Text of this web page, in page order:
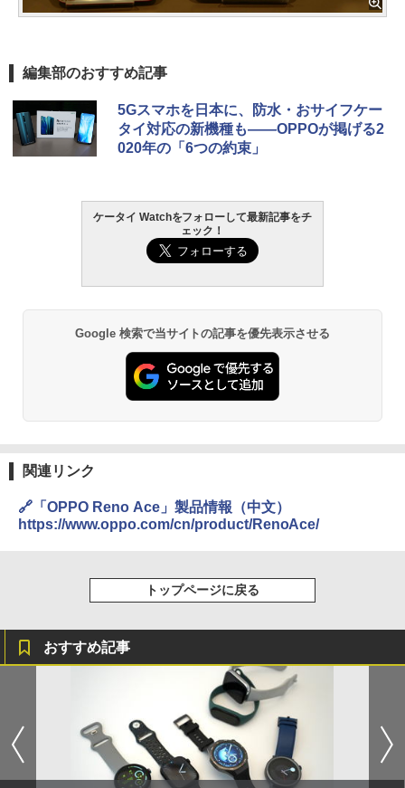
編集部のおすすめ記事
5Gスマホを日本に、防水・おサイフケー
タイ対応の新機種も――OPPOが掲げる2
020年の「6つの約束」
ケータイ Watchをフォローして最新記事をチ
ェック！
Google 検索で当サイトの記事を優先表示させる
関連リンク
🔗「OPPO Reno Ace」製品情報（中文）
https://www.oppo.com/cn/product/RenoAce/
トップページに戻る
おすすめ記事